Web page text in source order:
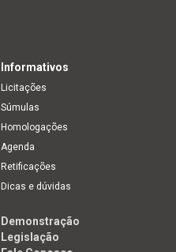
Informativos
Licitações
Súmulas
Homologações
Agenda
Retificações
Dicas e dúvidas
Demonstração
Legislação